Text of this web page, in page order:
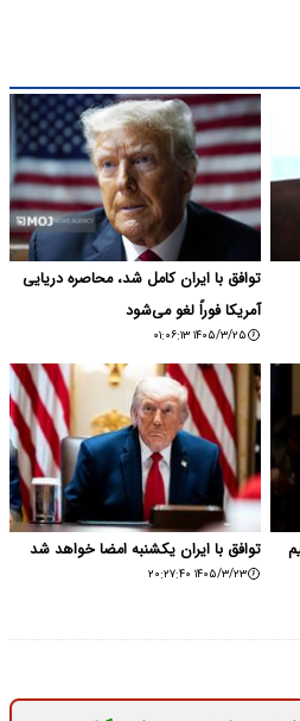
توافق با ایران کامل شد، محاصره دریایی
آمریکا فوراً لغو می‌شود
۱۴۰۵/۳/۲۵ ۰۱:۰۶:۱۳
توافق با ایران یکشنبه امضا خواهد شد
۱۴۰۵/۳/۲۳ ۲۰:۲۷:۴۰